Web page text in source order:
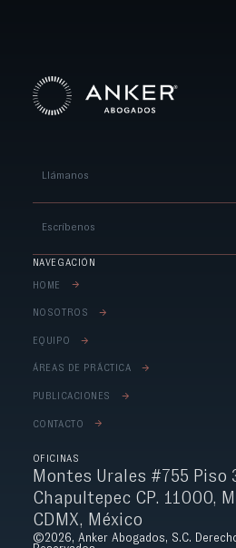
Llámanos
Escríbenos
NAVEGACIÓN
HOME
NOSOTROS
EQUIPO
´ÁREAS DE PR´ÁCTICA
PUBLICACIONES
CONTACTO
OFICINAS
Montes Urales #755 Piso
Chapultepec CP. 11000,
CDMX, México
©2026, Anker Abogados, S.C.